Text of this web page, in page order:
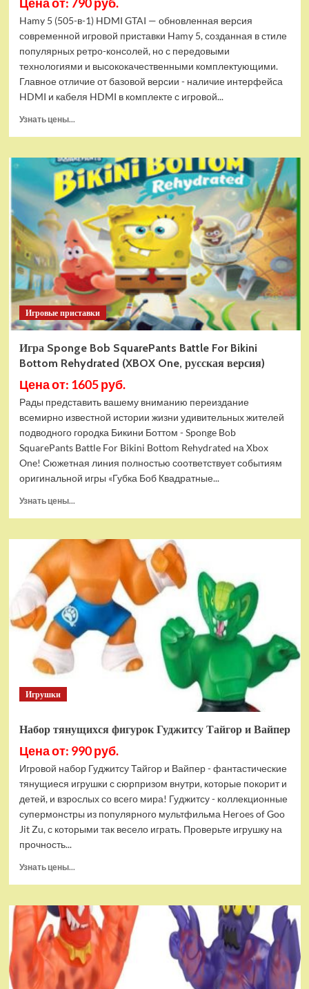
Hamy 5 (505-в-1) HDMI GTAI — обновленная версия
современной игровой приставки Hamy 5, созданная в стиле
популярных ретро-консолей, но с передовыми
технологиями и высококачественными комплектующими.
Главное отличие от базовой версии - наличие интерфейса
HDMI и кабеля HDMI в комплекте с игровой...
Узнать цены...
Игровая
приставка
Hamy
5
(505-
в-1)
HDMI
GTA
Игровые приставки
Игра Sponge Bob SquarePants Battle For Bikini
Bottom Rehydrated (XBOX One, русская версия)
Цена от: 1605 руб.
Рады представить вашему вниманию переиздание
всемирно известной истории жизни удивительных жителей
подводного городка Бикини Боттом - Sponge Bob
SquarePants Battle For Bikini Bottom Rehydrated на Xbox
One! Сюжетная линия полностью соответствует событиям
оригинальной игры «Губка Боб Квадратные...
Узнать цены...
Игра
Sponge
Bob
SquarePants
Battle
For
Bikini
Bottom
Rehydrated
(XBOX
Игрушки
Набор тянущихся фигурок Гуджитсу Тайгор и Вайпер
Цена от: 990 руб.
Игровой набор Гуджитсу Тайгор и Вайпер - фантастические
тянущиеся игрушки с сюрпризом внутри, которые покорит и
детей, и взрослых со всего мира! Гуджитсу - коллекционные
супермонстры из популярного мультфильма Heroes of Goo
Jit Zu, с которыми так весело играть. Проверьте игрушку на
прочность...
Узнать цены...
Набор
тянущихся
фигурок
Гуджитсу
Тайгор
и
Вайпер